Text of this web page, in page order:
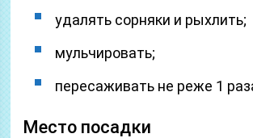
удалять сорняки и рыхлить;
мульчировать;
пересаживать не реже 1
Место посадки